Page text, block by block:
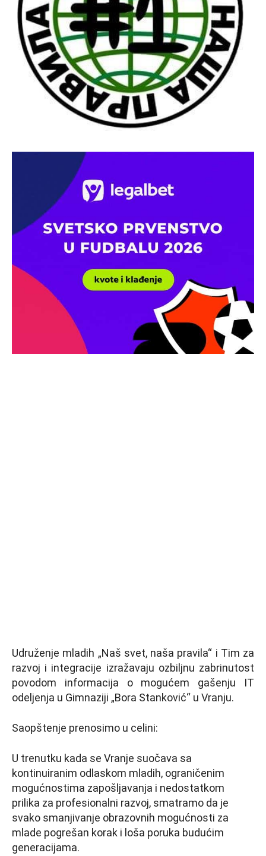
Udruženje mladih „Naš svet, naša pravila“ i Tim za
razvoj i integracije izražavaju ozbiljnu zabrinutost
povodom informacija o mogućem gašenju IT
odeljenja u Gimnaziji „Bora Stanković“ u Vranju.
Saopštenje prenosimo u celini:
U trenutku kada se Vranje suočava sa
kontinuiranim odlaskom mladih, ograničenim
mogućnostima zapošljavanja i nedostatkom
prilika za profesionalni razvoj, smatramo da je
svako smanjivanje obrazovnih mogućnosti za
mlade pogrešan korak i loša poruka budućim
generacijama.